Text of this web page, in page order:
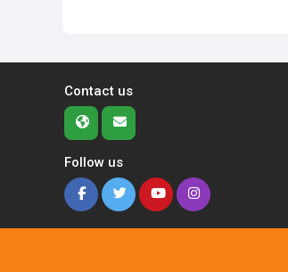
Contact us
Follow us